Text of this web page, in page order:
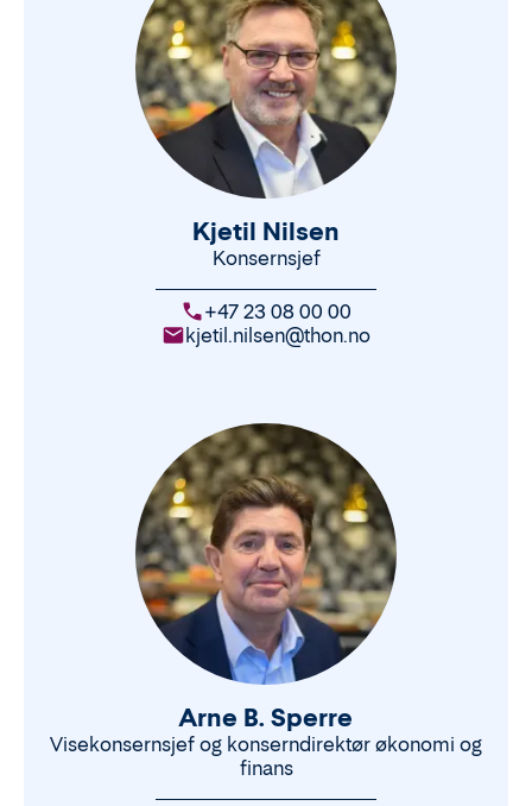
Kjetil Nilsen
Konsernsjef
+47 23 08 00 00
kjetil.nilsen@thon.no
Arne B. Sperre
Visekonsernsjef og konserndirektør økonomi og
finans